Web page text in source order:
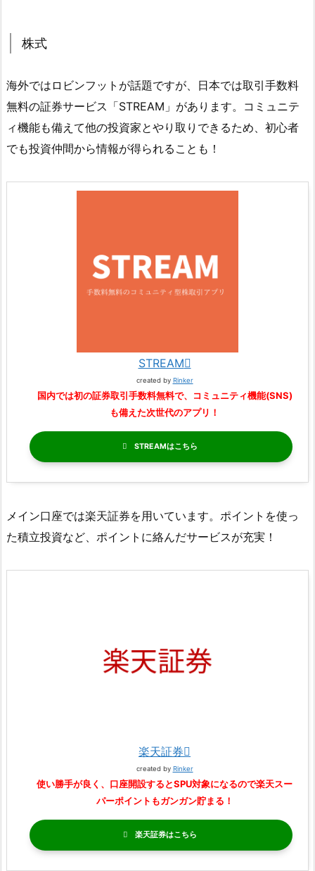
株式
海外ではロビンフットが話題ですが、日本では取引手数料
無料の証券サービス「STREAM」があります。コミュニテ
ィ機能も備えて他の投資家とやり取りできるため、初心者
でも投資仲間から情報が得られることも！
STREAM
created by Rinker
国内では初の証券取引手数料無料で、コミュニティ機能(SNS)
も備えた次世代のアプリ！
STREAM
メイン口座では楽天証券を用いています。ポイントを使っ
た積立投資など、ポイントに絡んだサービスが充実！
楽天証券
created by Rinker
使い勝手が良く、口座開設するとSPU対象になるので楽天スー
パーポイントもガンガン貯まる！
楽天証券